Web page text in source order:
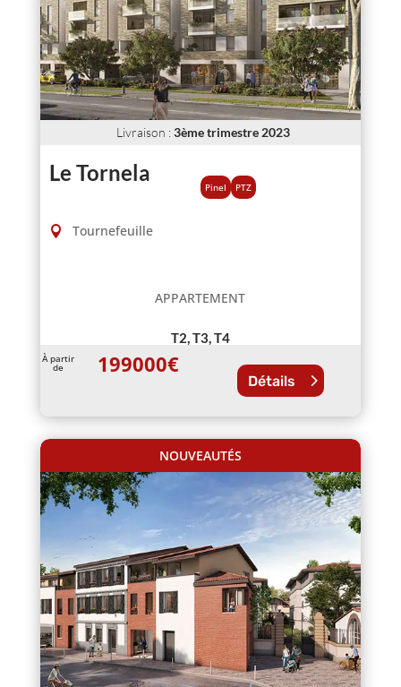
Livraison :3ème trimestre 2023
Le Tornela
Pinel PTZ
Tournefeuille
APPARTEMENT
T2, T3, T4
À partir
de 199000€
Détails
NOUVEAUTÉS